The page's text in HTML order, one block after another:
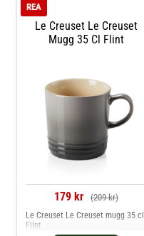
Le Creuset Le Creuset
Mugg 35 Cl Flint
REA
179 kr (209 kr)
Le Creuset Le Creuset mugg 35 cl
Flint